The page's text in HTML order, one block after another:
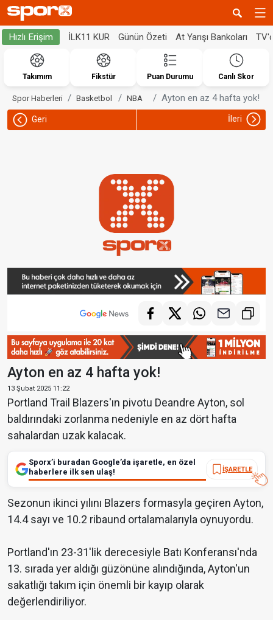
Hızlı Erişim İLK11 KUR Günün Özeti At Yarışı Bankoları
Takımım Fikstür Puan Durumu Canlı Skor
Spor Haberleri Basketbol NBA Ayton en az 4 hafta yok!
Geri İleri
Ayton en az 4 hafta yok!
13 Şubat 2025 11:22
Portland Trail Blazers'ın pivotu Deandre Ayton, sol
baldırındaki zorlanma nedeniyle en az dört hafta
sahalardan uzak kalacak.
Sporx’i buradan Google’da işaretle, en özel
haberlere ilk sen ulaş!
İŞARETLE
Sezonun ikinci yılını Blazers formasyla geçiren Ayton,
14.4 sayı ve 10.2 ribaund ortalamalarıyla oynuyordu.
Portland'ın 23-31'lik derecesiyle Batı Konferansı'nda
13. sırada yer aldığı güzönüne alındığında, Ayton'un
sakatlığı takım için önemli bir kayıp olarak
değerlendiriliyor.